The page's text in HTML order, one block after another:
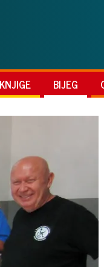
BIJEG